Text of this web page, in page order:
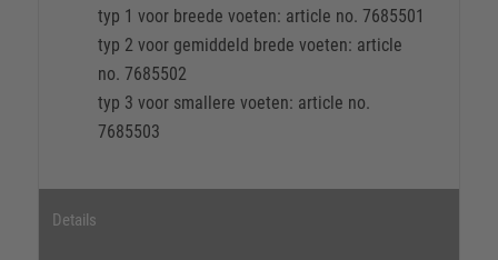
typ 1 voor breede voeten: article no. 7685501
typ 2 voor gemiddeld brede voeten: article
no. 7685502
typ 3 voor smallere voeten: article no.
7685503
Details